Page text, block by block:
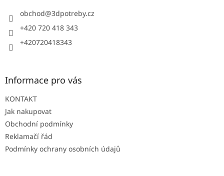
obchod@3dpotreby.cz
+420 720 418 343
+420720418343
Informace pro vás
KONTAKT
Jak nakupovat
Obchodní podmínky
Reklamačí řád
Podmínky ochrany osobních údajů